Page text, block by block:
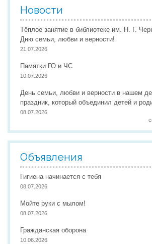
Новости
Тёплое занятие в библиотеке им. Н. Г.
Дню семьи, любви и верности!
21.07.2026
Памятки ГО и ЧС
10.07.2026
День семьи, любви и верности в нашем
праздник, который объединил детей и
08.07.2026
Объявления
Гигиена начинается с тебя
08.07.2026
Мойте руки с мылом!
08.07.2026
Гражданская оборона
10.06.2026